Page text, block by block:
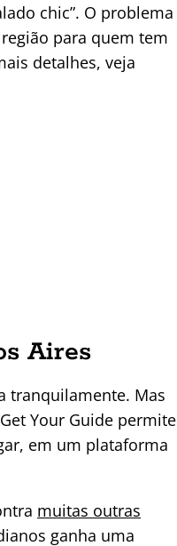
chic”. O problema
para quem tem
detalhes, veja
Aires
tranquilamente. Mas
Your Guide permite
em um plataforma
muitas outras
ganha uma